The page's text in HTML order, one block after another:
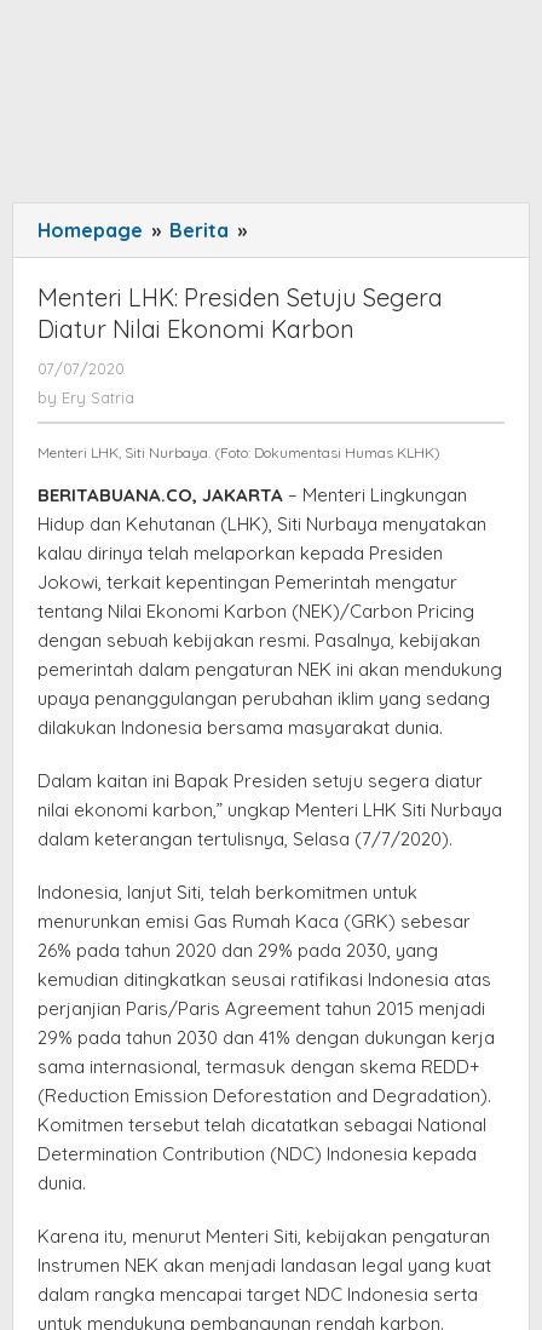
Homepage » Berita »
LHK:
Presiden
Setuju
Karbon
Menteri LHK: Presiden Setuju Segera
Diatur Nilai Ekonomi Karbon
07/07/2020
by Ery Satria
Menteri LHK, Siti Nurbaya. (Foto: Dokumentasi Humas KLHK)
BERITABUANA.CO, JAKARTA – Menteri Lingkungan
Hidup dan Kehutanan (LHK), Siti Nurbaya menyatakan
kalau dirinya telah melaporkan kepada Presiden
Jokowi, terkait kepentingan Pemerintah mengatur
tentang Nilai Ekonomi Karbon (NEK)/Carbon Pricing
dengan sebuah kebijakan resmi. Pasalnya, kebijakan
pemerintah dalam pengaturan NEK ini akan mendukung
upaya penanggulangan perubahan iklim yang sedang
dilakukan Indonesia bersama masyarakat dunia.
Dalam kaitan ini Bapak Presiden setuju segera diatur
nilai ekonomi karbon,” ungkap Menteri LHK Siti Nurbaya
dalam keterangan tertulisnya, Selasa (7/7/2020).
Indonesia, lanjut Siti, telah berkomitmen untuk
menurunkan emisi Gas Rumah Kaca (GRK) sebesar
26% pada tahun 2020 dan 29% pada 2030, yang
kemudian ditingkatkan seusai ratifikasi Indonesia atas
perjanjian Paris/Paris Agreement tahun 2015 menjadi
29% pada tahun 2030 dan 41% dengan dukungan kerja
sama internasional, termasuk dengan skema REDD+
(Reduction Emission Deforestation and Degradation).
Komitmen tersebut telah dicatatkan sebagai National
Determination Contribution (NDC) Indonesia kepada
dunia.
Karena itu, menurut Menteri Siti, kebijakan pengaturan
Instrumen NEK akan menjadi landasan legal yang kuat
dalam rangka mencapai target NDC Indonesia serta
untuk mendukung pembangunan rendah karbon.